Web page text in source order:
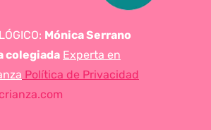
Mónica Serrano
colegiada Experta en
Política de Privacidad